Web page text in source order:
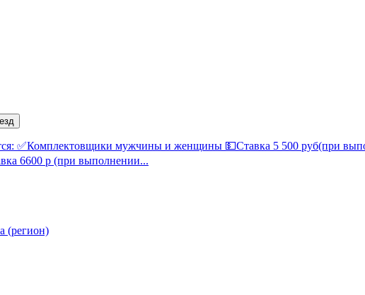
✅Комплектовщики мужчины и женщины 💵Ставка 5 500 руб(при
6600 р (при выполнении...
(регион)